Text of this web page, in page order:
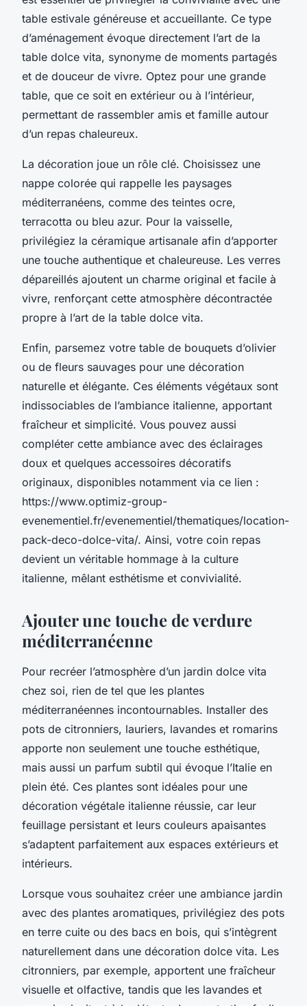
table estivale généreuse et accueillante. Ce type
d’aménagement évoque directement l’art de la
table dolce vita, synonyme de moments partagés
et de douceur de vivre. Optez pour une grande
table, que ce soit en extérieur ou à l’intérieur,
permettant de rassembler amis et famille autour
d’un repas chaleureux.
La décoration joue un rôle clé. Choisissez une
nappe colorée qui rappelle les paysages
méditerranéens, comme des teintes ocre,
terracotta ou bleu azur. Pour la vaisselle,
privilégiez la céramique artisanale afin d’apporter
une touche authentique et chaleureuse. Les verres
dépareillés ajoutent un charme original et facile à
vivre, renforçant cette atmosphère décontractée
propre à l’art de la table dolce vita.
Enfin, parsemez votre table de bouquets d’olivier
ou de fleurs sauvages pour une décoration
naturelle et élégante. Ces éléments végétaux sont
indissociables de l’ambiance italienne, apportant
fraîcheur et simplicité. Vous pouvez aussi
compléter cette ambiance avec des éclairages
doux et quelques accessoires décoratifs
originaux, disponibles notamment via ce lien :
https://www.optimiz-group-
evenementiel.fr/evenementiel/thematiques/location-
pack-deco-dolce-vita/. Ainsi, votre coin repas
devient un véritable hommage à la culture
italienne, mêlant esthétisme et convivialité.
Ajouter une touche de verdure
méditerranéenne
Pour recréer l’atmosphère d’un jardin dolce vita
chez soi, rien de tel que les plantes
méditerranéennes incontournables. Installer des
pots de citronniers, lauriers, lavandes et romarins
apporte non seulement une touche esthétique,
mais aussi un parfum subtil qui évoque l’Italie en
plein été. Ces plantes sont idéales pour une
décoration végétale italienne réussie, car leur
feuillage persistant et leurs couleurs apaisantes
s’adaptent parfaitement aux espaces extérieurs et
intérieurs.
Lorsque vous souhaitez créer une ambiance jardin
avec des plantes aromatiques, privilégiez des pots
en terre cuite ou des bacs en bois, qui s’intègrent
naturellement dans une décoration dolce vita. Les
citronniers, par exemple, apportent une fraîcheur
visuelle et olfactive, tandis que les lavandes et